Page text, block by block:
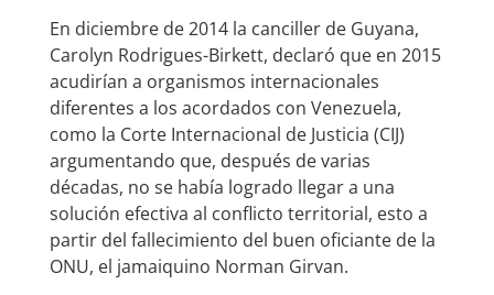
En diciembre de 2014 la canciller de Guyana,
Carolyn Rodrigues-Birkett, declaró que en 2015
acudirían a organismos internacionales
diferentes a los acordados con Venezuela,
como la Corte Internacional de Justicia (CIJ)
argumentando que, después de varias
décadas, no se había logrado llegar a una
solución efectiva al conflicto territorial, esto a
partir del fallecimiento del buen oficiante de la
ONU, el jamaiquino Norman Girvan.